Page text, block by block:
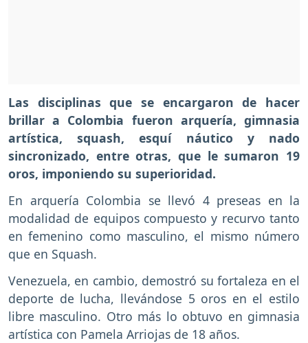
Las disciplinas que se encargaron de hacer
brillar a Colombia fueron arquería, gimnasia
artística, squash, esquí náutico y nado
sincronizado, entre otras, que le sumaron 19
oros, imponiendo su superioridad.
En arquería Colombia se llevó 4 preseas en la
modalidad de equipos compuesto y recurvo tanto
en femenino como masculino, el mismo número
que en Squash.
Venezuela, en cambio, demostró su fortaleza en el
deporte de lucha, llevándose 5 oros en el estilo
libre masculino. Otro más lo obtuvo en gimnasia
artística con Pamela Arriojas de 18 años.